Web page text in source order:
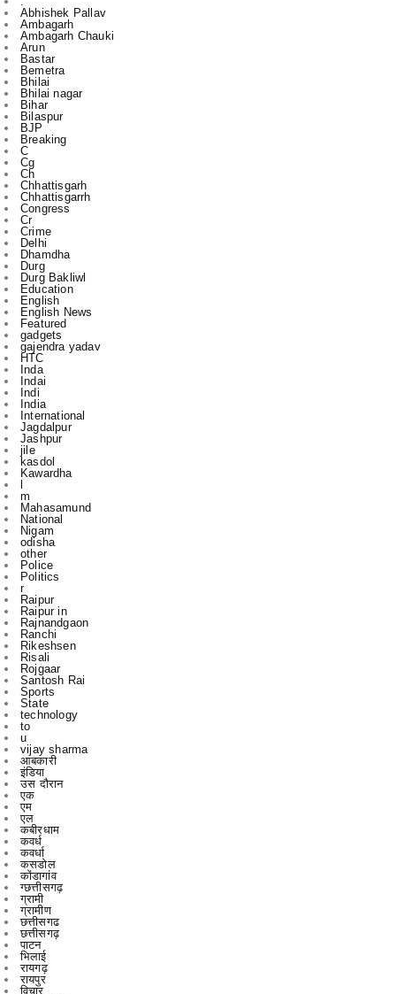
Bastar
Bemetra
Bhilai
Bhilai nagar
Bihar
Bilaspur
BJP
Breaking
C
Cg
Ch
Chhattisgarh
Chhattisgarrh
Congress
Cr
Crime
Delhi
Dhamdha
Durg
Durg Bakliwl
Education
English
English News
Featured
gadgets
gajendra yadav
HTC
Inda
Indai
Indi
India
International
Jagdalpur
Jashpur
jile
kasdol
Kawardha
l
m
Mahasamund
National
Nigam
odisha
other
Police
Politics
r
Raipur
Raipur in
Rajnandgaon
Ranchi
Rikeshsen
Risali
Rojgaar
Santosh Rai
Sports
State
technology
to
u
vijay sharma
आबकारी
इंडिया
उस दौरान
एक
एम
एल
कबीरधाम
कवर्ध
कवर्धा
कसडोल
कोंडागांव
ग्छत्तीसगढ़
ग्रामी
ग्रामीण
छत्तीसगढ
छत्तीसगढ़
पाटन
भिलाई
रायगढ़
रायपुर
विचार
विचार मंथन
विचारमंथन
शहर
शहरChhattisgarrh